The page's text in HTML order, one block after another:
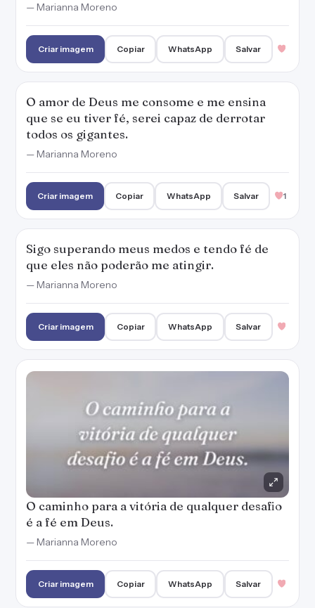
— Marianna Moreno
Criar imagem Copiar WhatsApp Salvar
O amor de Deus me consome e me ensina
que se eu tiver fé, serei capaz de derrotar
todos os gigantes.
— Marianna Moreno
Criar imagem Copiar WhatsApp Salvar 1
Sigo superando meus medos e tendo fé de
que eles não poderão me atingir.
— Marianna Moreno
Criar imagem Copiar WhatsApp Salvar
O caminho para a vitória de qualquer desafio
é a fé em Deus.
— Marianna Moreno
Criar imagem Copiar WhatsApp Salvar